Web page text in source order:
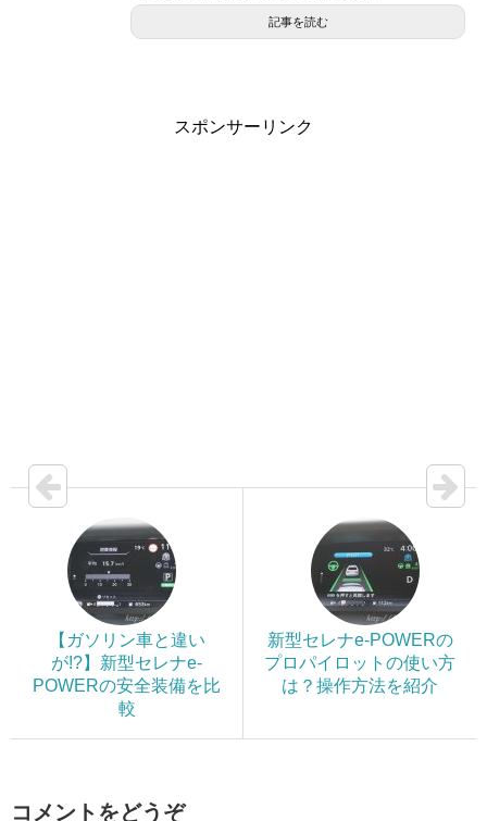
記事を読む
スポンサーリンク
【ガソリン車と違い
が!?】新型セレナe-
POWERの安全装備を比
較
新型セレナe-POWERの
プロパイロットの使い方
は？操作方法を紹介
コメントをどうぞ